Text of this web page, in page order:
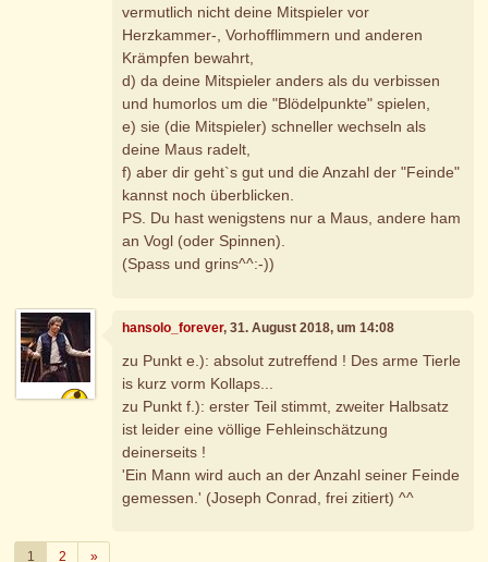
vermutlich nicht deine Mitspieler vor
Herzkammer-, Vorhofflimmern und anderen
Krämpfen bewahrt,
d) da deine Mitspieler anders als du verbissen
und humorlos um die "Blödelpunkte" spielen,
e) sie (die Mitspieler) schneller wechseln als
deine Maus radelt,
f) aber dir geht`s gut und die Anzahl der "Feinde"
kannst noch überblicken.
PS. Du hast wenigstens nur a Maus, andere ham
an Vogl (oder Spinnen).
(Spass und grins^^:-))
hansolo_forever, 31. August 2018, um 14:08
zu Punkt e.): absolut zutreffend ! Des arme Tierle
is kurz vorm Kollaps...
zu Punkt f.): erster Teil stimmt, zweiter Halbsatz
ist leider eine völlige Fehleinschätzung
deinerseits !
'Ein Mann wird auch an der Anzahl seiner Feinde
gemessen.' (Joseph Conrad, frei zitiert) ^^
1 2 »Weiter